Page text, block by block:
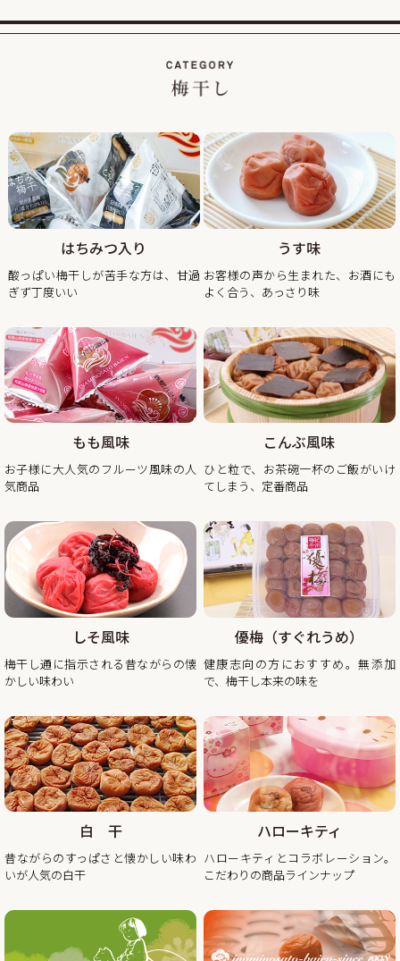
「梅エキス飴」もプレゼント！
を大特価、送料込・税込1,200円で販売！
平素は格別のご高配を賜り厚く御礼申し上げます。
おかげさまで当社は創立50周年を迎え、皆さまへの感謝の気
持ちを込めて、【当社創立50周年記念キャンペーン】紀州南
高梅のくずれ梅を大特価、送料込・税込1,200円で販売させ
見た目が少し崩れただけで味は一級品のくずれ梅をぜひこの
機会にご賞味ください。
年末年始期間中の営業日の営業のお知らせ
平素は格別のご高配を賜り厚く御礼申し上げます。
表記の件、下記の通りご案内させていただきます。
何かとご迷惑をお掛け致しますが、何卒ご理解とご協力を賜
りますよう宜しくお願い致します。
※2025年12月20日（土曜日）以降の注文分は2026年1月6日
（火曜日）以降の出荷。
2025年12月26日（金曜日）
最終出荷日
2025年12月28日（土曜日）～ 2026年1月4日（日曜
日） 休 業 日
2026年1月5日（月曜
日） 平常通り営業
※出荷開始は2026年1月6日（火曜日）より順次発送。
休業日後は、大変混雑が予想されますのであらかじめのご注
2025/11/10
秋・冬の梅干しお買い得企画を開催！2025年最終セール
この度、ご家庭用梅干1kg×2個セットが大変お得にお買い求
めいただけるお買い得企画を開催します。また、期間中当企
画の商品をご購入いただいたお客様全員に「金山寺味噌」も
昨年の100年に1度の梅の大凶作に続き、和歌山県全体で今年
の4月に降った雹（ひょう）被害により、2年連続の梅の大凶
中でも天災にも負けず強く育った梅を皆さまの元へお届けし
たい、そんな想いから秋冬のお買い得企画を開催させていた
はちみつ入り
酸っぱい梅干しが苦手な方は、甘過
ぎず丁度いい
うす味
お客様の声から生まれた、お酒にも
よく合う、あっさり味
もも風味
お子様に大人気のフルーツ風味の人
気商品
こんぶ風味
ひと粒で、お茶碗一杯のご飯がいけ
てしまう、定番商品
しそ風味
梅干し通に指示される昔ながらの懐
かしい味わい
優梅（すぐれうめ）
健康志向の方におすすめ。無添加
で、梅干し本来の味を
白 干
昔ながらのすっぱさと懐かしい味わ
いが人気の白干
ハローキティ
ハローキティとコラボレーション。
こだわりの商品ラインナップ